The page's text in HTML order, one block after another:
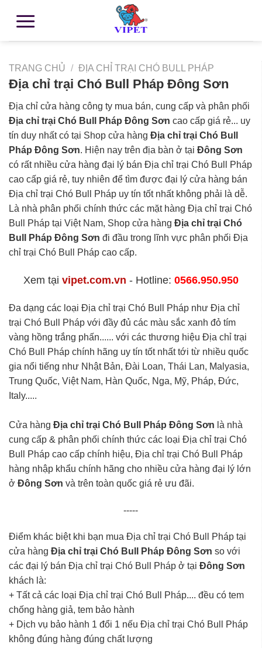
TRANG CHỦ / ĐỊA CHỈ TRẠI CHÓ BULL PHÁP
Địa chỉ trại Chó Bull Pháp Đông Sơn
Địa chỉ cửa hàng công ty mua bán, cung cấp và phân phối
Địa chỉ trại Chó Bull Pháp Đông Sơn cao cấp giá rẻ... uy
tín duy nhất có tại Shop cửa hàng Địa chỉ trại Chó Bull
Pháp Đông Sơn. Hiện nay trên địa bàn ở tại Đông Sơn
có rất nhiều cửa hàng đại lý bán Địa chỉ trại Chó Bull Pháp
cao cấp giá rẻ, tuy nhiên để tìm được đại lý cửa hàng bán
Địa chỉ trại Chó Bull Pháp uy tín tốt nhất không phải là dễ.
Là nhà phân phối chính thức các mặt hàng Địa chỉ trại Chó
Bull Pháp tại Việt Nam, Shop cửa hàng Địa chỉ trại Chó
Bull Pháp Đông Sơn đi đầu trong lĩnh vực phân phối Địa
chỉ trại Chó Bull Pháp cao cấp.
Xem tại vipet.com.vn - Hotline: 0566.950.950
Đa dạng các loại Địa chỉ trại Chó Bull Pháp như Địa chỉ
trại Chó Bull Pháp với đầy đủ các màu sắc xanh đỏ tím
vàng hồng trắng phấn...... với các thương hiệu Địa chỉ trại
Chó Bull Pháp chính hãng uy tín tốt nhất tới từ nhiều quốc
gia nổi tiếng như Nhật Bản, Đài Loan, Thái Lan, Malyasia,
Trung Quốc, Việt Nam, Hàn Quốc, Nga, Mỹ, Pháp, Đức,
Italy.....
Cửa hàng Địa chỉ trại Chó Bull Pháp Đông Sơn là nhà
cung cấp & phân phối chính thức các loại Địa chỉ trại Chó
Bull Pháp cao cấp chính hiệu, Địa chỉ trại Chó Bull Pháp
hàng nhập khẩu chính hãng cho nhiều cửa hàng đại lý lớn
ở Đông Sơn và trên toàn quốc giá rẻ ưu đãi.
-----
Điểm khác biệt khi bạn mua Địa chỉ trại Chó Bull Pháp tại
cửa hàng Địa chỉ trại Chó Bull Pháp Đông Sơn so với
các đại lý bán Địa chỉ trại Chó Bull Pháp ở tại Đông Sơn
khách là:
+ Tất cả các loại Địa chỉ trại Chó Bull Pháp.... đều có tem
chống hàng giả, tem bảo hành
+ Dịch vụ bảo hành 1 đổi 1 nếu Địa chỉ trại Chó Bull Pháp
không đúng hàng đúng chất lượng